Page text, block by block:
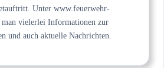
Unter www.feuerwehr-
man vielerlei Informationen zur
und auch aktuelle Nachrichten.